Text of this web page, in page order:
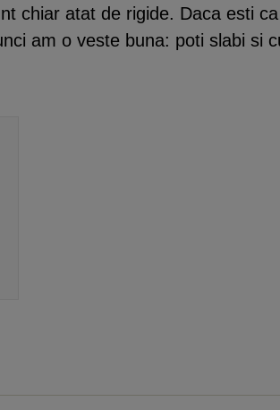
chiar atat de rigide. Daca esti
am o veste buna: poti slabi si